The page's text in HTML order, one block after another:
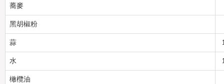
蕎麥
黑胡椒粉
蒜
水
橄欖油